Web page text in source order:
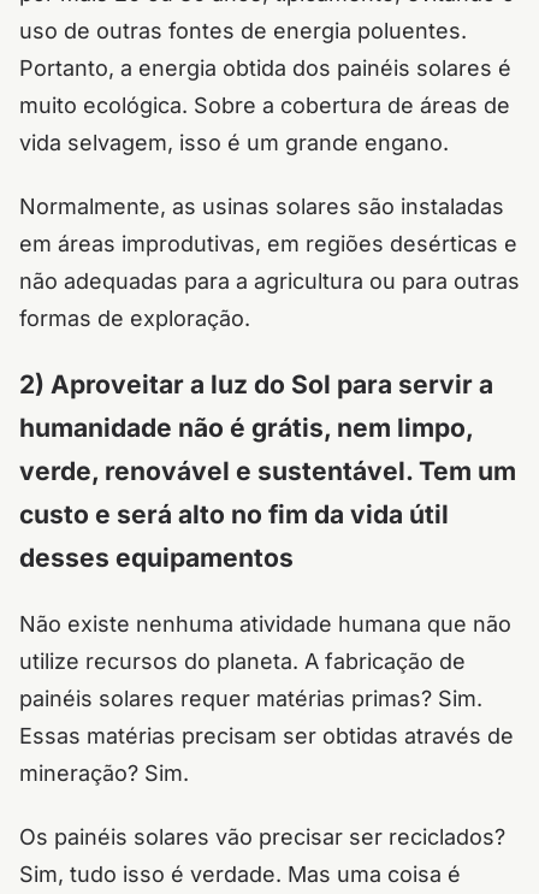
uso de outras fontes de energia poluentes.
Portanto, a energia obtida dos painéis solares é
muito ecológica. Sobre a cobertura de áreas de
vida selvagem, isso é um grande engano.
Normalmente, as usinas solares são instaladas
em áreas improdutivas, em regiões desérticas e
não adequadas para a agricultura ou para outras
formas de exploração.
2) Aproveitar a luz do Sol para servir a
humanidade não é grátis, nem limpo,
verde, renovável e sustentável. Tem um
custo e será alto no fim da vida útil
desses equipamentos
Não existe nenhuma atividade humana que não
utilize recursos do planeta. A fabricação de
painéis solares requer matérias primas? Sim.
Essas matérias precisam ser obtidas através de
mineração? Sim.
Os painéis solares vão precisar ser reciclados?
Sim, tudo isso é verdade. Mas uma coisa é